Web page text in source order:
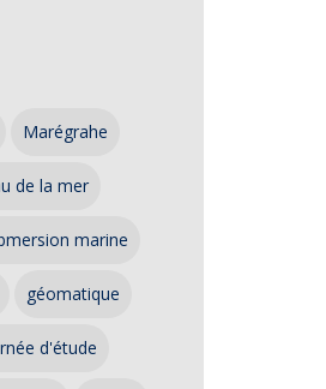
Marégrahe
de la mer
marine
géomatique
d'étude